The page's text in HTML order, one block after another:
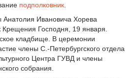
подполковник
Ивановича Хорева
Крещения Господня, 19 января.
кладбище. В церемонии
члены С.-Петербургского отдела
Центра ГУВД и члены
собрания.